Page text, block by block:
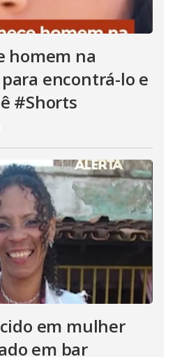
homem na
encontrá-lo e
#Shorts
em mulher
em bar